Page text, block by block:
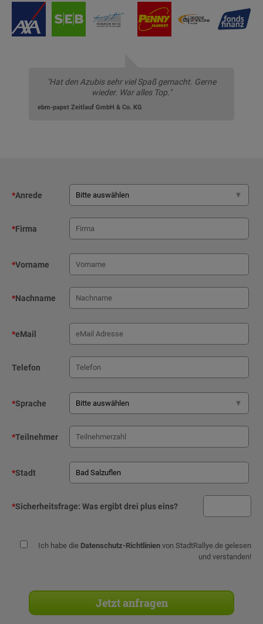
"Hat den Azubis sehr viel Spaß gemacht. Gerne
wieder. War alles Top."
ebm-papst Zeitlauf GmbH & Co. KG
*Anrede
*Firma
*Vorname
*Nachname
*eMail
Telefon
*Sprache
*Teilnehmer
*Stadt
*Sicherheitsfrage: Was ergibt drei plus eins?
Ich habe die Datenschutz-Richtlinien von StadtRallye.de gelesen
und verstanden!